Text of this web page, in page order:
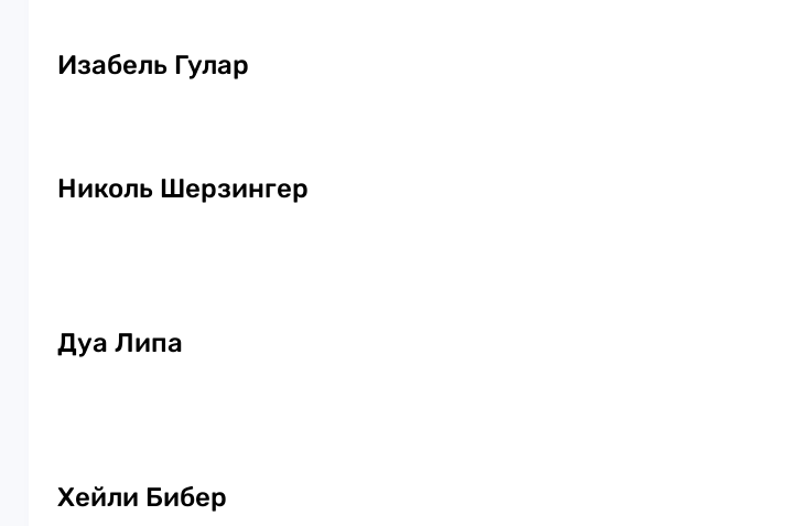
Изабель Гулар
Николь Шерзингер
Дуа Липа
Хейли Бибер